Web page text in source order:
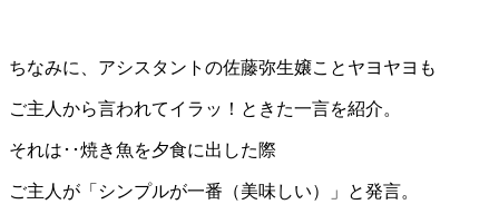
ちなみに、アシスタントの佐藤弥生嬢ことヤヨヤヨも
ご主人から言われてイラッ！ときた一言を紹介。
それは･･焼き魚を夕食に出した際
ご主人が「シンプルが一番（美味しい）」と発言。